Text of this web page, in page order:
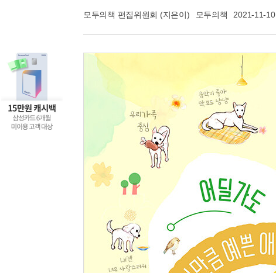
모두의책 편집위원회 (지은이) 모두의책 2021-11-10